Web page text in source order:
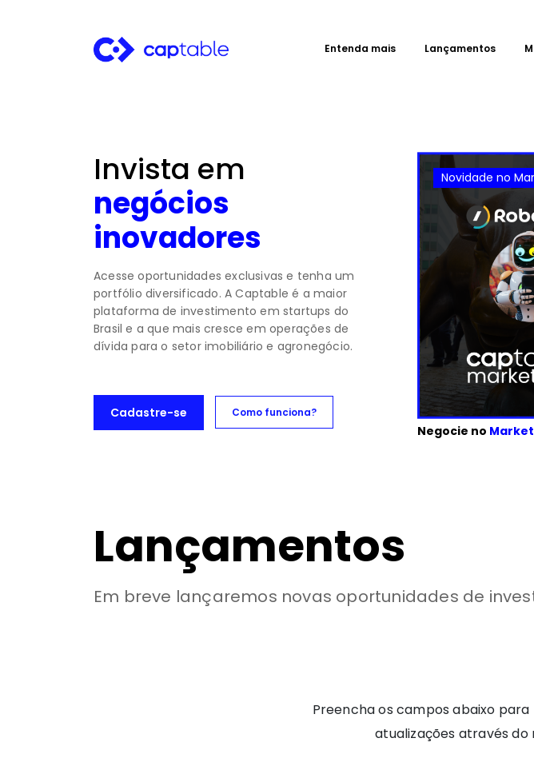
Entenda mais Lançamentos
Invista em
negócios
inovadores
Acesse oportunidades exclusivas e tenha um
portfólio diversificado. A Captable é a maior
plataforma de investimento em startups do
Brasil e a que mais cresce em operações de
dívida para o setor imobiliário e agronegócio.
Cadastre-se Como funciona?
Captable Captable Marketplace
Novidade no
Negocie no
Lançamentos
Em breve lançaremos novas oportunidades de
Preencha os campos abaixo
atualizações através do